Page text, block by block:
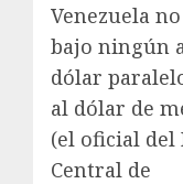
Venezuela
bajo ningún
dólar
al dólar de
(el oficial del
Central de